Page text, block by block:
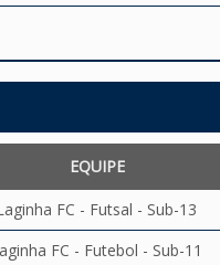
EQUIPE
FC - Futsal - Sub-13
FC - Futebol - Sub-11